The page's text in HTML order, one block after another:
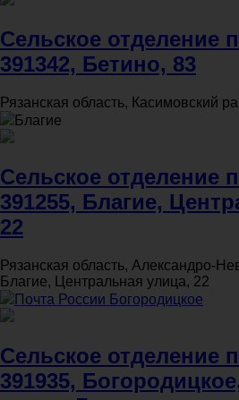
Сельское отделение
391342, Бетино, 83
Рязанская область, Касимовский
Благие
Сельское отделение
391255, Благие,
22
Рязанская область, Александро-
Благие, Центральная улица, 22
Почта России Богородицкое
Сельское отделение
391935,